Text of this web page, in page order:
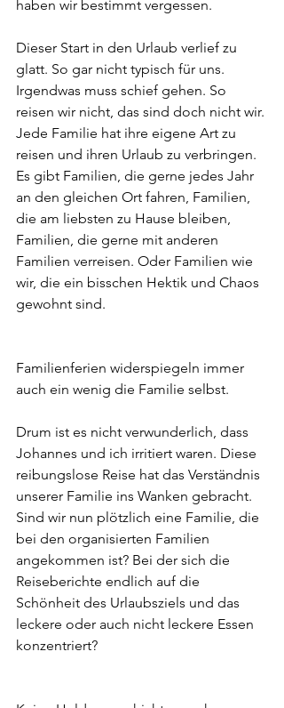
haben wir bestimmt vergessen.
Dieser Start in den Urlaub verlief zu
glatt. So gar nicht typisch für uns.
Irgendwas muss schief gehen. So
reisen wir nicht, das sind doch nicht wir.
Jede Familie hat ihre eigene Art zu
reisen und ihren Urlaub zu verbringen.
Es gibt Familien, die gerne jedes Jahr
an den gleichen Ort fahren, Familien,
die am liebsten zu Hause bleiben,
Familien, die gerne mit anderen
Familien verreisen. Oder Familien wie
wir, die ein bisschen Hektik und Chaos
gewohnt sind.
Familienferien widerspiegeln immer
auch ein wenig die Familie selbst.
Drum ist es nicht verwunderlich, dass
Johannes und ich irritiert waren. Diese
reibungslose Reise hat das Verständnis
unserer Familie ins Wanken gebracht.
Sind wir nun plötzlich eine Familie, die
bei den organisierten Familien
angekommen ist? Bei der sich die
Reiseberichte endlich auf die
Schönheit des Urlaubsziels und das
leckere oder auch nicht leckere Essen
konzentriert?